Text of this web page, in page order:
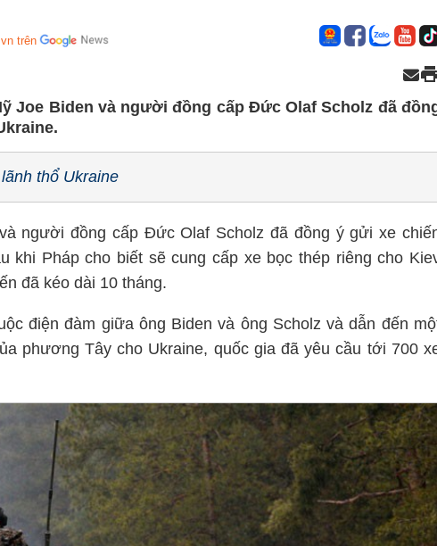
trên
Joe Biden và người đồng cấp Đức Olaf Scholz đã
thổ Ukraine
người đồng cấp Đức Olaf Scholz đã đồng ý gửi xe
khi Pháp cho biết sẽ cung cấp xe bọc thép riêng cho
đã kéo dài 10 tháng.
điện đàm giữa ông Biden và ông Scholz và dẫn đến
phương Tây cho Ukraine, quốc gia đã yêu cầu tới 700